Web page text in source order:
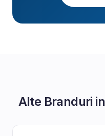
Alte Branduri in